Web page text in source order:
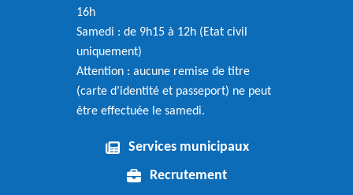
16h
Samedi : de 9h15 à 12h (Etat civil
uniquement)
Attention : aucune remise de titre
(carte d’identité et passeport) ne peut
être effectuée le samedi.
Services municipaux
Recrutement